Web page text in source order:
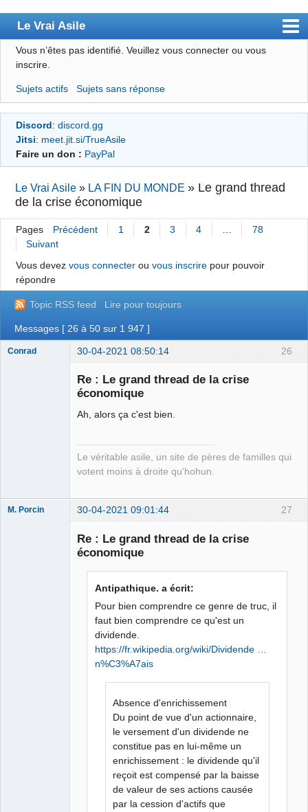
Le Vrai Asile
Accueil
Forum
Membres
Règles
S’inscrire
Connexion
Vous n’êtes pas identifié. Veuillez vous connecter ou vous
inscrire.
Sujets actifs Sujets sans réponse
Discord: discord.gg
Jitsi: meet.jit.si/TrueAsile
Faire un don : PayPal
Le Vrai Asile » LA FIN DU MONDE » Le grand thread
de la crise économique
Pages Précédent 1 2 3 4 …
78
Suivant
Vous devez vous connecterou vous inscrirepour pouvoir
répondre
Topic RSS feed Lire pour toujours
Messages [ 26 à 50 sur 1 947 ]
26
Conrad 30-04-2021 08:50:14
Re : Le grand thread de la crise
économique
Ah, alors ça c'est bien.
Le véritable asile, un site de pères de familles qui
votent moins à droite qu'hohun.
27
M. Porcin 30-04-2021 09:01:44
Re : Le grand thread de la crise
économique
Antipathique. a écrit:
Pour bien comprendre ce genre de truc, il
faut bien comprendre ce qu'est un
dividende.
https://fr.wikipedia.org/wiki/Dividende …
n%C3%A7ais
Absence d'enrichissement
Du point de vue d'un actionnaire,
le versement d'un dividende ne
constitue pas en lui-même un
enrichissement : le dividende qu'il
reçoit est compensé par la baisse
de valeur de ses actions causée
par la cession d'actifs que